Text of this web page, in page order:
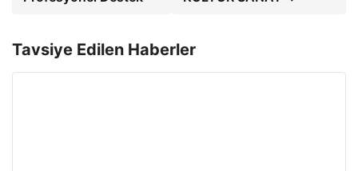
Tavsiye Edilen Haberler